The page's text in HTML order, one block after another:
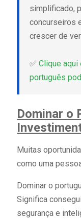
simplificado,
concurseiros
crescer de
✅Clique aqui
português
Dominar o
Muitas
como uma
Dominar o
Significa
segurança e